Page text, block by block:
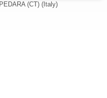
(CT) (Italy)